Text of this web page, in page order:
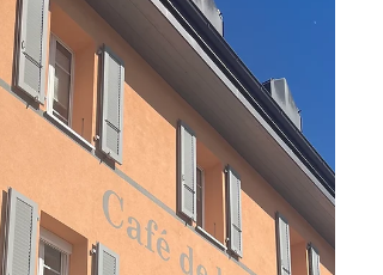
fournisseurs aussi proches que possible
et qui suivent leur philosophie de
valorisation du territoire et de
conscience de ce que l’on consomme
quotidiennement. À la carte deux menus
: Le Dégustation à trois plats 78.- chf ou
quatre plats 92.- chf a